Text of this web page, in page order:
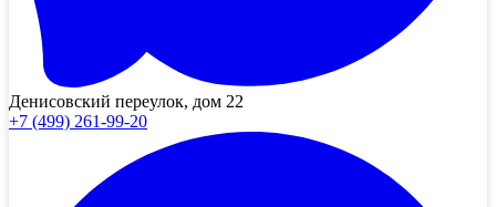
Денисовский переулок, дом 22
+7 (499) 261-99-20